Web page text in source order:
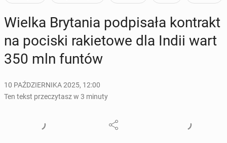
Wielka Bry­ta­nia pod­pi­sa­ła kon­trakt
na pociski ra­kie­to­we dla Indii wart
350 mln funtów
10 PAŹDZIERNIKA 2025, 12:00
Ten tekst przeczytasz w 3 minuty